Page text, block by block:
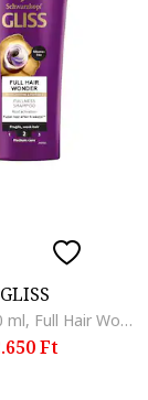
GLISS
sampon, 400 ml, Full Hair Wonder
Ft